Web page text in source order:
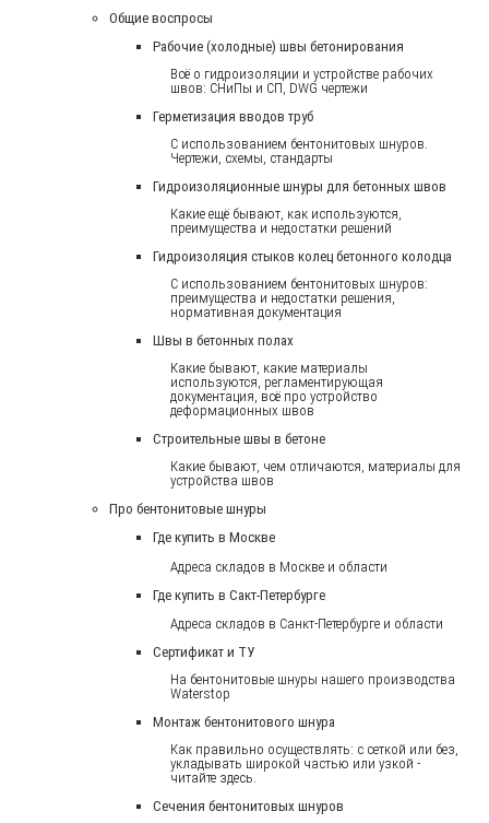
Общие воспросы
Рабочие (холодные) швы бетонирования
Всё о гидроизоляции и устройстве рабочих
швов: СНиПы и СП, DWG чертежи
Герметизация вводов труб
С использованием бентонитовых шнуров.
Чертежи, схемы, стандарты
Гидроизоляционные шнуры для бетонных швов
Какие ещё бывают, как используются,
преимущества и недостатки решений
Гидроизоляция стыков колец бетонного колодца
С использованием бентонитовых шнуров:
преимущества и недостатки решения,
нормативная документация
Швы в бетонных полах
Какие бывают, какие материалы
используются, регламентирующая
документация, всё про устройство
деформационных швов
Строительные швы в бетоне
Какие бывают, чем отличаются, материалы для
устройства швов
Про бентонитовые шнуры
Где купить в Москве
Адреса складов в Москве и области
Где купить в Сакт-Петербурге
Адреса складов в Санкт-Петербурге и области
Сертификат и ТУ
На бентонитовые шнуры нашего производства
Waterstop
Монтаж бентонитового шнура
Как правильно осуществлять: с сеткой или без,
укладывать широкой частью или узкой -
читайте здесь.
Сечения бентонитовых шнуров